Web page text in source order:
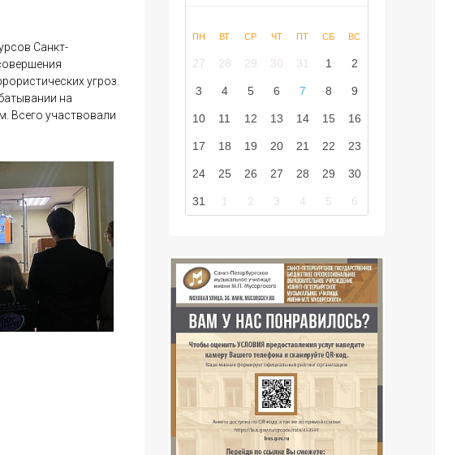
Санкт-
угроз.
на
Всего участвовали
ПН ВТ СР ЧТ ПТ СБ ВС
27 28 29 30 31 1 2
3 4 5 6 7 8 9
10 11 12 13 14 15 16
17 18 19 20 21 22 23
24 25 26 27 28 29 30
31 1 2 3 4 5 6